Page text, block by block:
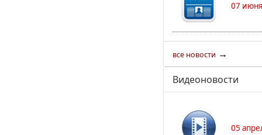
07
все новости →
Видеоновости
05